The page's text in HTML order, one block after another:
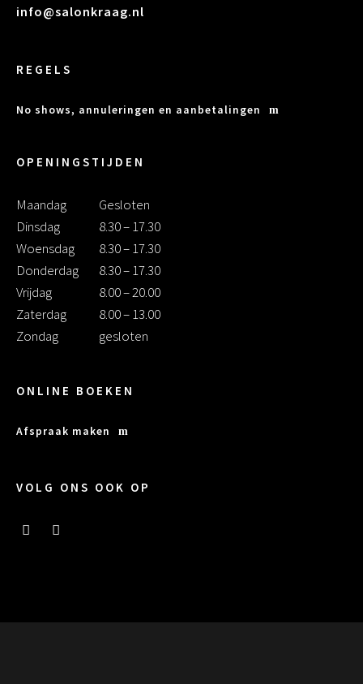
info@salonkraag.nl
REGELS
No shows, annuleringen en aanbetalingen
OPENINGSTIJDEN
Maandag
Gesloten
Dinsdag
8.30 – 17.30
Woensdag
8.30 – 17.30
Donderdag
8.30 – 17.30
Vrijdag
8.00 – 20.00
Zaterdag
8.00 – 13.00
Zondag
gesloten
ONLINE BOEKEN
Afspraak maken
VOLG ONS OOK OP